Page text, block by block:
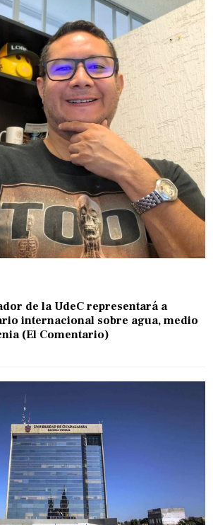
de la UdeC representará a
internacional sobre agua, medio
(El Comentario)